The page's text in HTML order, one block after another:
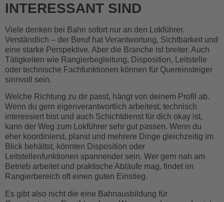
INTERESSANT SIND
Viele denken bei Bahn sofort nur an den Lokführer.
Verständlich – der Beruf hat Verantwortung, Sichtbarkeit und
eine starke Perspektive. Aber die Branche ist breiter. Auch
Tätigkeiten wie Rangierbegleitung, Disposition, Leitstelle
oder technische Fachfunktionen können für Quereinsteiger
sinnvoll sein.
Welche Richtung zu dir passt, hängt von deinem Profil ab.
Wenn du gern eigenverantwortlich arbeitest, technisch
interessiert bist und auch Schichtdienst für dich okay ist,
kann der Weg zum Lokführer sehr gut passen. Wenn du
eher koordinierst, planst und mehrere Dinge gleichzeitig im
Blick behältst, könnten Disposition oder
Leitstellenfunktionen spannender sein. Wer gern nah am
Betrieb arbeitet und praktische Abläufe mag, findet im
Rangierbereich oft einen guten Einstieg.
Es gibt also nicht die eine Bahnausbildung für